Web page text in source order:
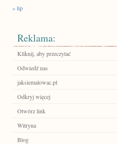
« lip
Reklama:
Kliknij, aby przeczytać
Odwiedź nas
jaksiemalowac.pl
Odkryj więcej
Otwórz link
Witryna
Blog